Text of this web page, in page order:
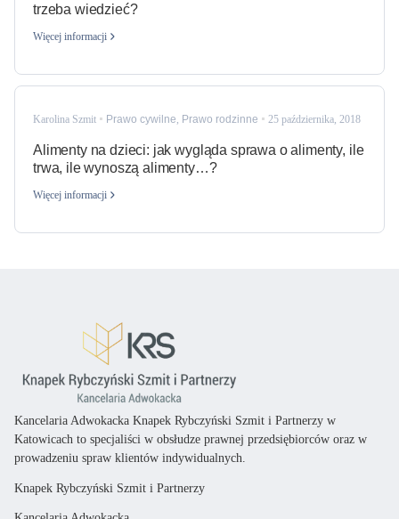
trzeba wiedzieć?
Więcej informacji
Karolina Szmit Prawo cywilne, Prawo rodzinne 25 października, 2018
Alimenty na dzieci: jak wygląda sprawa o alimenty, ile
trwa, ile wynoszą alimenty…?
Więcej informacji
Kancelaria Adwokacka Knapek Rybczyński Szmit i Partnerzy w
Katowicach to specjaliści w obsłudze prawnej przedsiębiorców oraz w
prowadzeniu spraw klientów indywidualnych.
Knapek Rybczyński Szmit i Partnerzy